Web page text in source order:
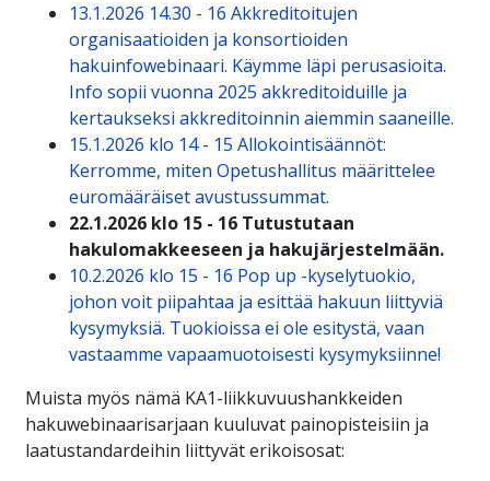
13.1.2026 14.30 - 16 Akkreditoitujen
organisaatioiden ja konsortioiden
hakuinfowebinaari. Käymme läpi perusasioita.
Info sopii vuonna 2025 akkreditoiduille ja
kertaukseksi akkreditoinnin aiemmin saaneille.
15.1.2026 klo 14 - 15 Allokointisäännöt:
Kerromme, miten Opetushallitus määrittelee
euromääräiset avustussummat.
22.1.2026 klo 15 - 16 Tutustutaan
hakulomakkeeseen ja hakujärjestelmään.
10.2.2026 klo 15 - 16 Pop up -kyselytuokio,
johon voit piipahtaa ja esittää hakuun liittyviä
kysymyksiä. Tuokioissa ei ole esitystä, vaan
vastaamme vapaamuotoisesti kysymyksiinne!
Muista myös nämä KA1-liikkuvuushankkeiden
hakuwebinaarisarjaan kuuluvat painopisteisiin ja
laatustandardeihin liittyvät erikoisosat: